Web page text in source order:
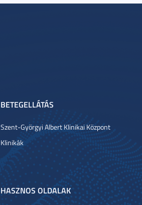
BETEGELLÁTÁS
Szent-Györgyi Albert Klinikai Központ
Klinikák
HASZNOS OLDALAK